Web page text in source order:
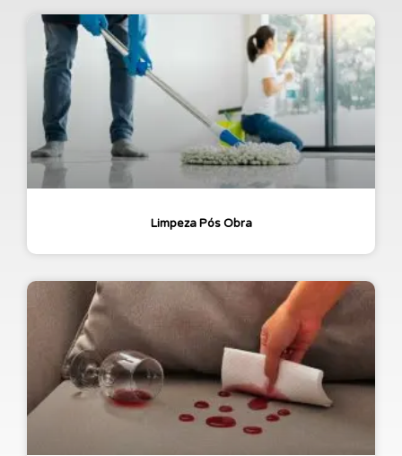
Limpeza Pós Obra